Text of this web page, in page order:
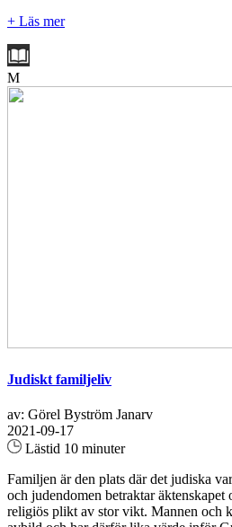
+ Läs mer
M
Judiskt familjeliv
av: Görel Byström Janarv
2021-09-17
Lästid 10 minuter
Familjen är den plats där det judiska
och judendomen betraktar
religiös plikt av stor vikt. Mannen och